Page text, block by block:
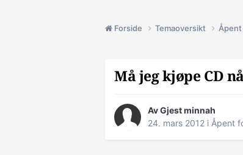
Forside Temaoversikt
Må jeg kjøpe CD
Av Gjest minnah
24. mars 2012 i Åpent